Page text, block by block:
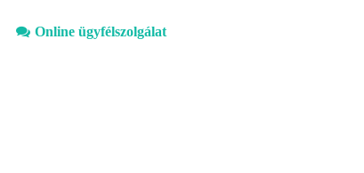
Online ügyfélszolgálat